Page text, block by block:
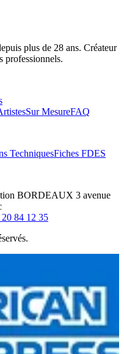
plus de 28 ans. Créateur
professionnels.
Sur MesureFAQ
TechniquesFiches FDES
BORDEAUX 3 avenue
84 12 35